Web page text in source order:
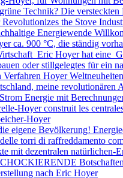
Technik? Die
the Stove
Energiewende
ca. 900 °C, die ständig
Eric Hoyer hat eine
oder stillgelegtes für ein
Hoyer Weltneuheiten
meine revolutionären
Energie mit
Hoyer construit les
Hoyer
eigene Bevölkerung!
torri di raffreddamento
mit dezentralen natürlichen-
Botschaften
nach Eric Hoyer